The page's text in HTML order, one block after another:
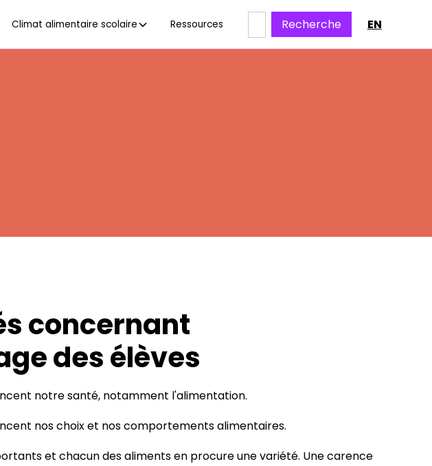
Climat alimentaire scolaire Ressources EN
concernant
des élèves
notre santé, notamment l'alimentation.
nos choix et nos comportements alimentaires.
et chacun des aliments en procure une variété. Une carence